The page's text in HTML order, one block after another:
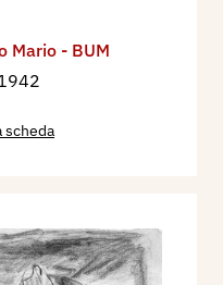
Mario - BUM
scheda